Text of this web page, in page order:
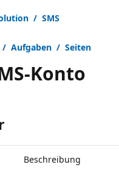
/ SMS
/ Aufgaben / Seiten
Konto
Beschreibung